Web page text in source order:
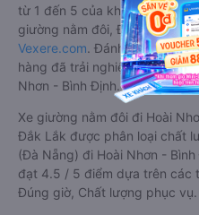
từ 1 đến 5 của khách hàng
giường nằm đôi, Đúng giờ,
Vexere.com. Đánh giá này
hàng đã trải nghiệm các
Nhơn - Bình Định.
Xe giường nằm đôi đi Hoài
Đắk Lắk được phân loại chất
(Đà Nẵng) đi Hoài Nhơn -
đạt 4.5 / 5 điểm dựa trên các
Đúng giờ, Chất lượng phục vụ.